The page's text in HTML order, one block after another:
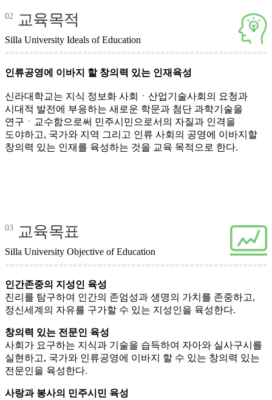
02 교육목적
Silla University Ideals of Education
인류공영에 이바지 할 창의력 있는 인재육성
신라대학교는 지식 정보화 사회ㆍ산업기술사회의 요청과
시대적 발전에 부응하는 새로운 학문과 첨단 과학기술을
연구ㆍ교수함으로써 민주시민으로서의 자질과 인격을
도야하고, 국가와 지역 그리고 인류 사회의 공영에 이바지할
창의력 있는 인재를 육성하는 것을 교육 목적으로 한다.
03 교육목표
Silla University Objective of Education
인간존중의 지성인 육성
진리를 탐구하여 인간의 존엄성과 생명의 가치를 존중하고,
정신세계의 자유를 구가할 수 있는 지성인을 육성한다.
창의력 있는 전문인 육성
사회가 요구하는 지식과 기술을 습득하여 자아와 실사구시를
실현하고, 국가와 인류공영에 이바지 할 수 있는 창의력 있는
전문인을 육성한다.
사랑과 봉사의 민주시민 육성